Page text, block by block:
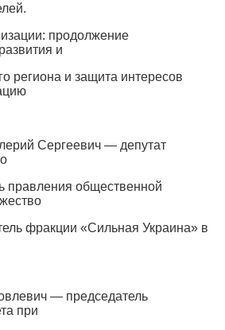
продолжение
и
региона и защита интересов
Сергеевич — депутат
правления общественной
фракции «Сильная Украина» в
— председатель
при